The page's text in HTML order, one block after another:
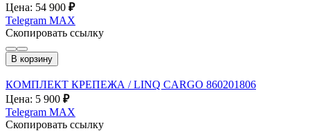
Цена: 54 900 ₽
Telegram MAX
Скопировать ссылку
В корзину
КОМПЛЕКТ КРЕПЕЖА / LINQ CARGO 860201806
Цена: 5 900 ₽
Telegram MAX
Скопировать ссылку